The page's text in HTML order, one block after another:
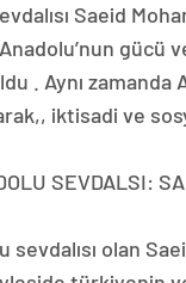
Saeid
gücü
. Aynı zamanda
iktisadi ve
SEVDALSI:
sevdalısı olan